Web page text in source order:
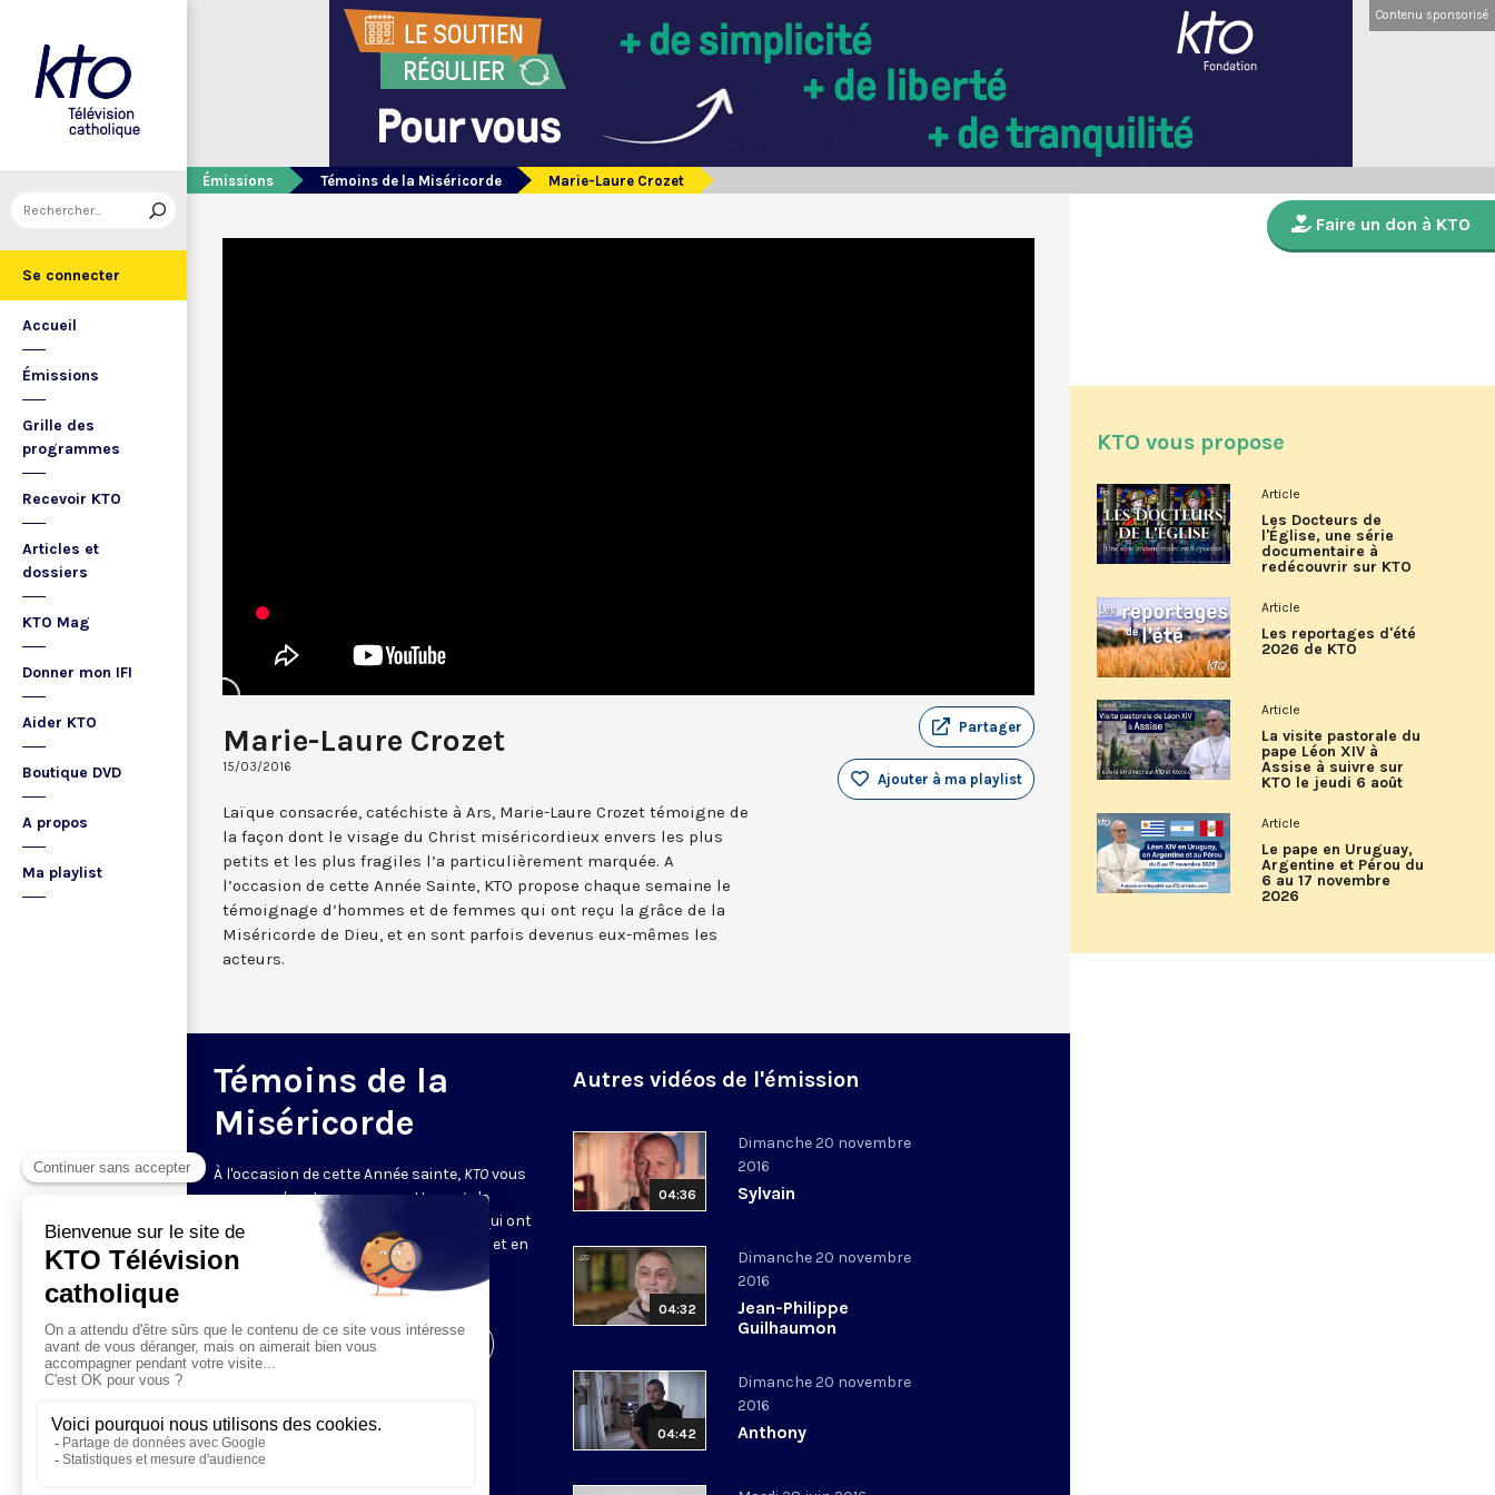
Se connecter
Accueil
Émissions
Grille des
programmes
Recevoir KTO
Articles et
dossiers
KTO Mag
Donner mon IFI
Aider KTO
Boutique DVD
A propos
Ma playlist
Contenu sponsorisé
Émissions Témoins de la Miséricorde Marie-Laure Crozet
Marie-Laure Crozet
15/03/2016
Partager
Ajouter à ma playlist
Laïque consacrée, catéchiste à Ars, Marie-Laure Crozet témoigne de
la façon dont le visage du Christ miséricordieux envers les plus
petits et les plus fragiles l’a particulièrement marquée. A
l’occasion de cette Année Sainte, KTO propose chaque semaine le
témoignage d’hommes et de femmes qui ont reçu la grâce de la
Miséricorde de Dieu, et en sont parfois devenus eux-mêmes les
acteurs.
Témoins de la
Miséricorde
À l'occasion de cette Année sainte, KTOvous
propose de retrouver sur cette page le
témoignage d'hommes et de femmes qui ont
reçu la grâce de la Miséricorde de Dieu, et en
sont parfois devenus eux-mêmes les
Visiter la page de l'émission
Autres vidéos de l'émission
04:36
Dimanche 20 novembre
2016
Sylvain
04:32
Dimanche 20 novembre
2016
Jean-Philippe
Guilhaumon
04:42
Dimanche 20 novembre
2016
Anthony
Faire un don à KTO
KTO vous propose
Article
Les Docteurs de
l'Église, une série
documentaire à
redécouvrir sur KTO
Article
Les reportages d'été
2026 de KTO
Article
La visite pastorale du
pape Léon XIV à
Assise à suivre sur
KTO le jeudi 6 août
Article
Le pape en Uruguay,
Argentine et Pérou du
6 au 17 novembre
2026